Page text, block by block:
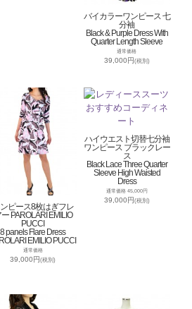
バイカラーワンピース 七
分袖
Black & Purple Dress With
Quarter Length Sleeve
通常価格
39,000円(税別)
ピース8枚はぎフレ
ー PAROLARI EMILIO
PUCCI
8 panels Flare Dress
EMILIO PUCCI
通常価格
39,000円(税別)
ハイウエスト切替七分袖
ワンピース ブラックレー
ス
Black Lace Three Quarter
Sleeve High Waisted
Dress
通常価格 45,000円
39,000円(税別)